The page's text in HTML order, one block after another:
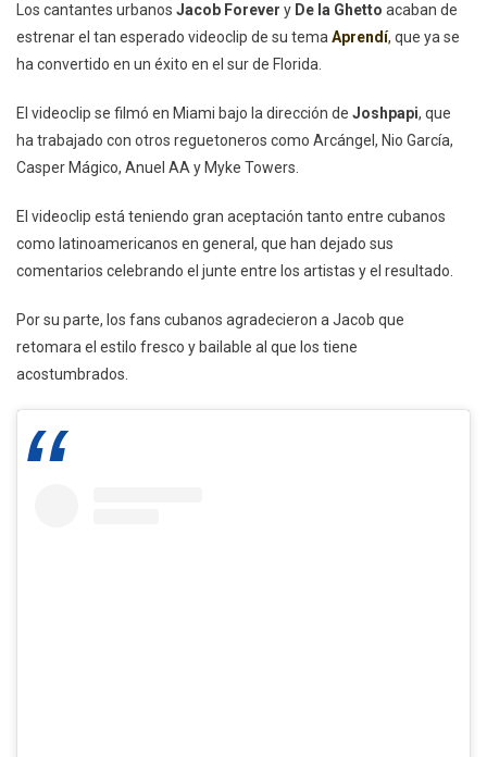
Estrenan
Videoclip
«Aprendí»
Los cantantes urbanos Jacob Forever y De la Ghetto acaban de
estrenar el tan esperado videoclip de su temaAprendí, que ya se
ha convertido en un éxito en el sur de Florida.
El videoclip se filmó en Miami bajo la dirección de Joshpapi, que
ha trabajado con otros reguetoneros como Arcángel, Nio García,
Casper Mágico, Anuel AA y Myke Towers.
El videoclip está teniendo gran aceptación tanto entre cubanos
como latinoamericanos en general, que han dejado sus
comentarios celebrando el junte entre los artistas y el resultado.
Por su parte, los fans cubanos agradecieron a Jacob que
retomara el estilo fresco y bailable al que los tiene
acostumbrados.